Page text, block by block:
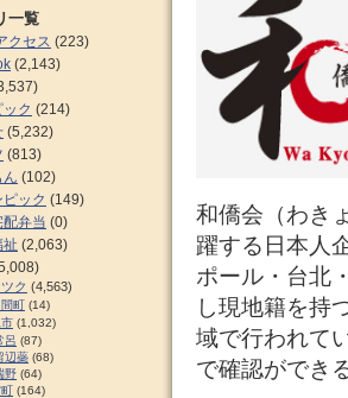
和僑会（わき
躍する日本人
ポール・台北
し現地籍を持
域で行われて
で確認ができ
一覧
クセス (223)
(2,143)
ク (214)
(5,232)
(813)
ん (102)
ック (149)
弁当 (0)
祉 (2,063)
ク (4,563)
町 (14)
(1,032)
呂 (87)
辺蘂 (68)
野 (64)
(164)